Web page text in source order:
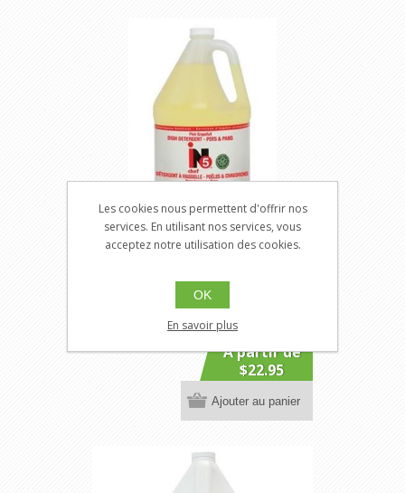
iNO chef 5
SNINO-CH5
Détergent à Vaisselle Poêles
Chaudrons Manuel Pamplemousse
A partir de
$22.95
Ajouter au panier
Les cookies nous permettent d'offrir nos
services. En utilisant nos services, vous
acceptez notre utilisation des cookies.
OK
En savoir plus